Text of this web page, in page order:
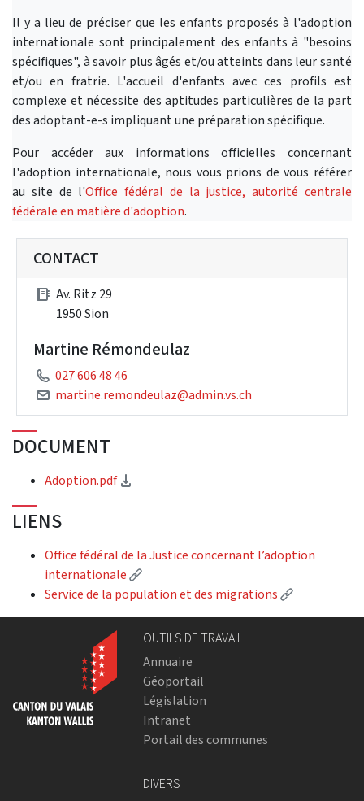
Il y a lieu de préciser que les enfants proposés à l'adoption
internationale sont principalement des enfants à "besoins
spécifiques", à savoir plus âgés et/ou atteints dans leur santé
et/ou en fratrie. L'accueil d'enfants avec ces profils est
complexe et nécessite des aptitudes particulières de la part
des adoptant-e-s impliquant une préparation spécifique.
Pour accéder aux informations officielles concernant
l'adoption internationale, nous vous prions de vous référer
au site de l'Office fédéral de la justice, autorité centrale
fédérale en matière d'adoption.
CONTACT
Av. Ritz 29
1950 Sion
Martine Rémondeulaz
027 606 48 46
martine.remondeulaz@admin.vs.ch
DOCUMENT
Adoption.pdf
LIENS
Office fédéral de la Justice concernant l’adoption
internationale
(External link)
Service de la population et des migrations
(External
OUTILS DE TRAVAIL
Annuaire
Géoportail
Législation
Intranet
Portail des communes
DIVERS